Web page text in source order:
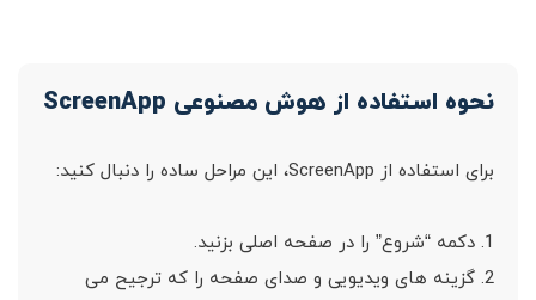
نحوه استفاده از هوش مصنوعی ScreenApp
برای استفاده از ScreenApp، این مراحل ساده را دنبال کنید:
1. دکمه “شروع” را در صفحه اصلی بزنید.
2. گزینه های ویدیویی و صدای صفحه را که ترجیح می